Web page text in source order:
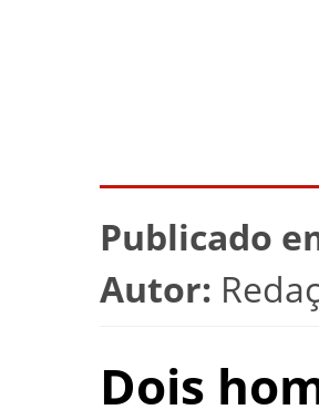
Publicado
Autor:
Dois